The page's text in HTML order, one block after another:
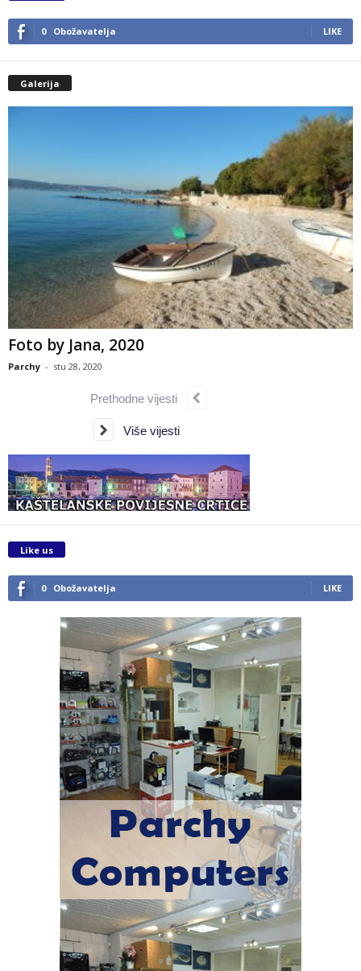
0 Obožavatelja LIKE
Galerija
Foto by Jana, 2020
Parchy - stu 28, 2020
Prethodne vijesti
Više vijesti
Like us
0 Obožavatelja LIKE